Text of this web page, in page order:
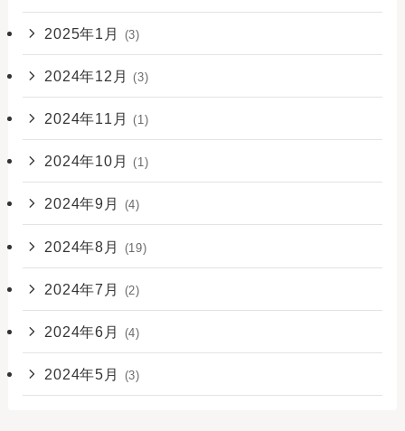
2025年1月 (3)
2024年12月 (3)
2024年11月 (1)
2024年10月 (1)
2024年9月 (4)
2024年8月 (19)
2024年7月 (2)
2024年6月 (4)
2024年5月 (3)